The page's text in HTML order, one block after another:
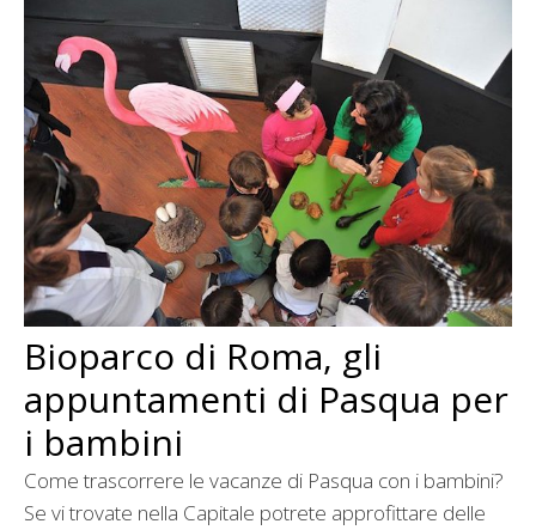
Bioparco di Roma, gli
appuntamenti di Pasqua per
i bambini
Come trascorrere le vacanze di Pasqua con i bambini?
Se vi trovate nella Capitale potrete approfittare delle